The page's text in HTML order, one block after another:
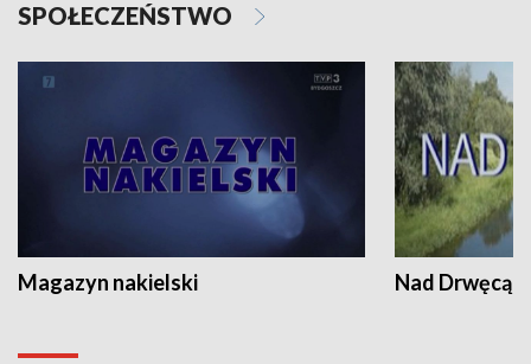
SPOŁECZEŃSTWO
Magazyn nakielski Nad Drwęcą